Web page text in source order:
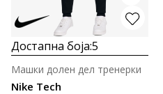
Достапна боја:5
Nike Tech
Машки долен дел тренерки